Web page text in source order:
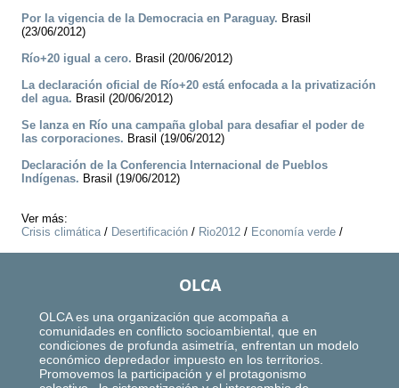
Por la vigencia de la Democracia en Paraguay. Brasil
(23/06/2012)
Río+20 igual a cero. Brasil (20/06/2012)
La declaración oficial de Río+20 está enfocada a la privatización
del agua. Brasil (20/06/2012)
Se lanza en Río una campaña global para desafiar el poder de
las corporaciones. Brasil (19/06/2012)
Declaración de la Conferencia Internacional de Pueblos
Indígenas. Brasil (19/06/2012)
Ver más:
Crisis climática/ Desertificación / Rio2012 / Economía verde /
OLCA
OLCA es una organización que acompaña a
comunidades en conflicto socioambiental, que en
condiciones de profunda asimetría, enfrentan un modelo
económico depredador impuesto en los territorios.
Promovemos la participación y el protagonismo